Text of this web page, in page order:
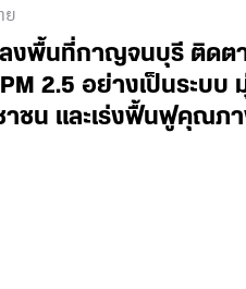
ย
ลงพื้นที่กาญจนบุรี ติด
2.5 อย่างเป็นระบบ
ชน และเร่งฟื้นฟูคุณภ